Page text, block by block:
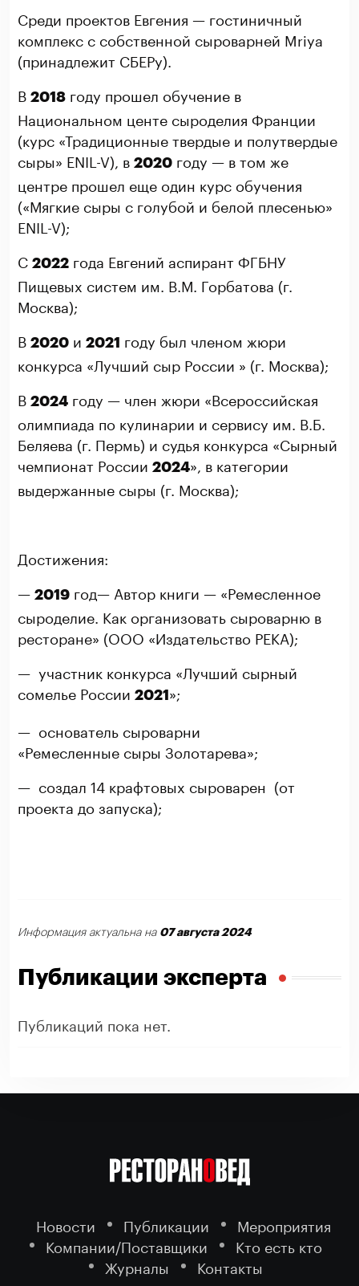
Среди проектов Евгения — гостиничный
комплекс с собственной сыроварней Mriya
(принадлежит СБЕРу).
В 2018 году прошел обучение в
Национальном центе сыроделия Франции
(курс «Традиционные твердые и полутвердые
сыры» ENIL-V), в 2020 году — в том же
центре прошел еще один курс обучения
(«Мягкие сыры с голубой и белой плесенью»
ENIL-V);
С 2022 года Евгений аспирант ФГБНУ
Пищевых систем им. В.М. Горбатова (г.
Москва);
В 2020 и 2021 году был членом жюри
конкурса «Лучший сыр России » (г. Москва);
В 2024 году — член жюри «Всероссийская
олимпиада по кулинарии и сервису им. В.Б.
Беляева (г. Пермь) и судья конкурса «Сырный
чемпионат России 2024», в категории
выдержанные сыры (г. Москва);
Достижения:
— 2019 год— Автор книги — «Ремесленное
сыроделие. Как организовать сыроварню в
ресторане» (ООО «Издательство РЕКА);
— участник конкурса «Лучший сырный
сомелье России 2021 »;
— основатель сыроварни
«Ремесленные сыры Золотарева»;
— создал 14 крафтовых сыроварен (от
проекта до запуска);
Информация актуальна на 07 августа 2024
Публикации эксперта
Публикаций пока нет.
Новости Публикации
Мероприятия
Компании/Поставщики
Кто есть кто
Журналы
Контакты